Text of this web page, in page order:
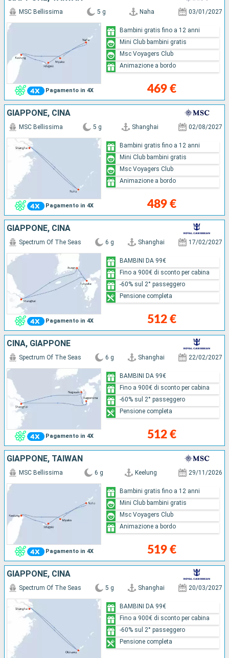
Pagamento in 4X
MSC Bellissima 5 g Naha 03/01/2027
469 €
Bambini gratis fino a 12 anni
Mini Club bambini gratis
Msc Voyagers Club
Animazione a bordo
GIAPPONE, CINA
Pagamento in 4X
MSC Bellissima 5 g Shanghai 02/08/2027
489 €
Bambini gratis fino a 12 anni
Mini Club bambini gratis
Msc Voyagers Club
Animazione a bordo
GIAPPONE, CINA
Pagamento in 4X
Spectrum Of The Seas 6 g Shanghai 17/02/2027
512 €
BAMBINI DA 99€
Fino a 900€ di sconto per cabina
-60% sul 2° passeggero
Pensione completa
CINA, GIAPPONE
Pagamento in 4X
Spectrum Of The Seas 6 g Shanghai 22/02/2027
512 €
BAMBINI DA 99€
Fino a 900€ di sconto per cabina
-60% sul 2° passeggero
Pensione completa
GIAPPONE, TAIWAN
Pagamento in 4X
MSC Bellissima 6 g Keelung 29/11/2026
519 €
Bambini gratis fino a 12 anni
Mini Club bambini gratis
Msc Voyagers Club
Animazione a bordo
GIAPPONE, CINA
Spectrum Of The Seas 5 g Shanghai 20/03/2027
BAMBINI DA 99€
Fino a 900€ di sconto per cabina
-60% sul 2° passeggero
Pensione completa